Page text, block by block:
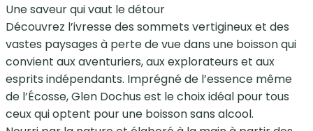
Une saveur qui vaut le détour
Découvrez l’ivresse des sommets vertigineux et des
vastes paysages à perte de vue dans une boisson qui
convient aux aventuriers, aux explorateurs et aux
esprits indépendants. Imprégné de l’essence même
de l’Écosse, Glen Dochus est le choix idéal pour tous
ceux qui optent pour une boisson sans alcool.